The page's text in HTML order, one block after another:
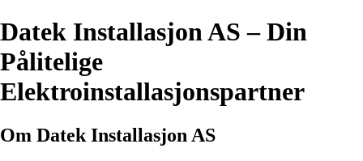
Datek Installasjon AS – Din
Pålitelige
Elektroinstallasjonspartner
Om Datek Installasjon AS